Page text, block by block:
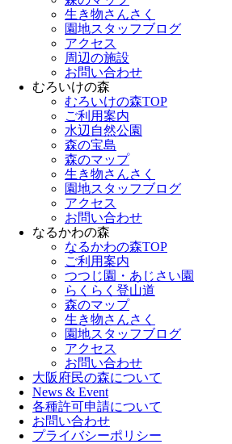
生き物さんさく
園地スタッフブログ
アクセス
周辺の施設
お問い合わせ
むろいけの森
むろいけの森TOP
ご利用案内
水辺自然公園
森の宝島
森のマップ
生き物さんさく
園地スタッフブログ
アクセス
お問い合わせ
なるかわの森
なるかわの森TOP
ご利用案内
つつじ園・あじさい園
らくらく登山道
森のマップ
生き物さんさく
園地スタッフブログ
アクセス
お問い合わせ
大阪府民の森について
News & Event
各種許可申請について
お問い合わせ
プライバシーポリシー